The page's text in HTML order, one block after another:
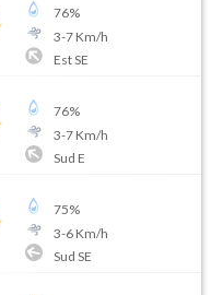
76%
3-7Km/h
Est SE
76%
3-7Km/h
Sud E
75%
3-6Km/h
Sud SE